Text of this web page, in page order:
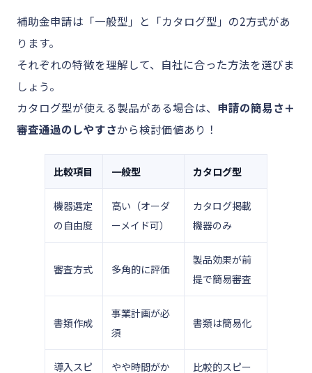
補助金申請は「一般型」と「カタログ型」の2方式があ
ります。
それぞれの特徴を理解して、自社に合った方法を選びま
しょう。
カタログ型が使える製品がある場合は、 申請の簡易さ＋
審査通過のしやすさから検討価値あり！
比較項目 一般型 カタログ型
機器選定
の自由度
高い（オーダ
ーメイド可）
カタログ掲載
機器のみ
審査方式 多角的に評価
製品効果が前
提で簡易審査
書類作成
事業計画が必
須
書類は簡易化
導入スピ
やや時間がか
比較的スピー